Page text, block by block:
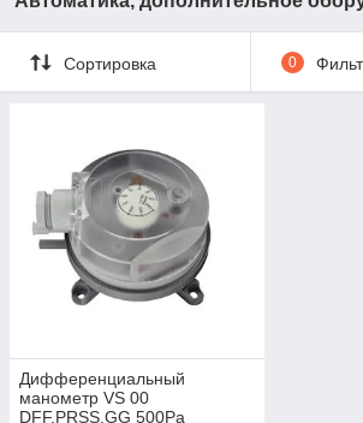
Сортировка 0
Дифференциальный
манометр VS 00
DFF.PRSS.GG 500Pa